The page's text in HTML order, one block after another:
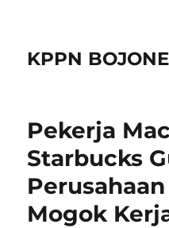
KPPN
Pekerja
Starbucks
Mogok